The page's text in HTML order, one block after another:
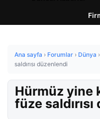
Ana sayfa › Forumlar › Dünya ›
saldırısı düzenlendi
Hürmüz yine
füze